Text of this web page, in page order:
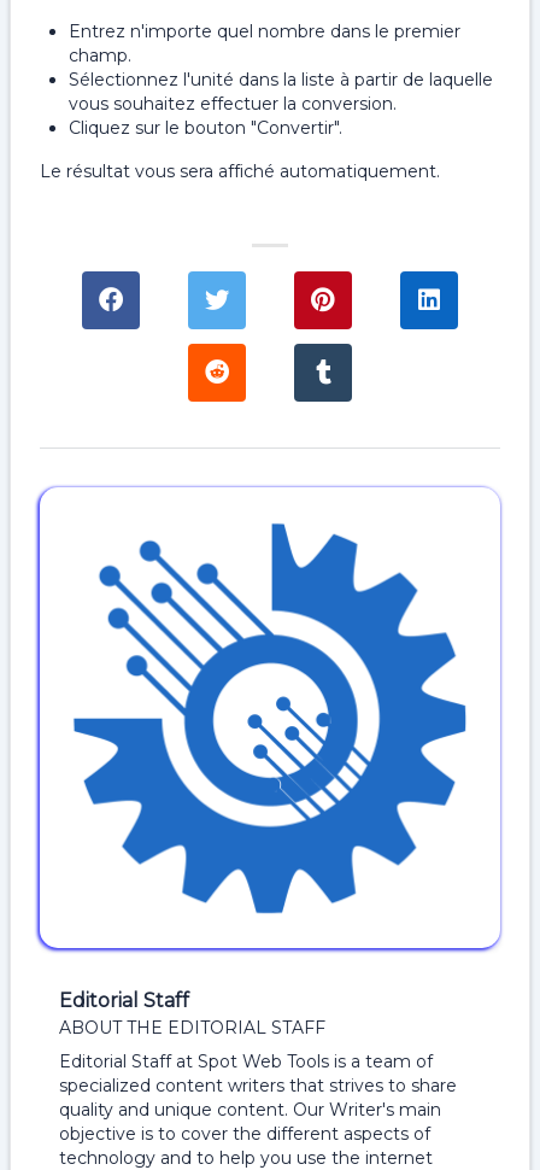
Entrez n'importe quel nombre dans le premier
champ.
Sélectionnez l'unité dans la liste à partir de laquelle
vous souhaitez effectuer la conversion.
Cliquez sur le bouton "Convertir".
Le résultat vous sera affiché automatiquement.
Editorial Staff
ABOUT THE EDITORIAL STAFF
Editorial Staff at Spot Web Tools is a team of
specialized content writers that strives to share
quality and unique content. Our Writer's main
objective is to cover the different aspects of
technology and to help you use the internet